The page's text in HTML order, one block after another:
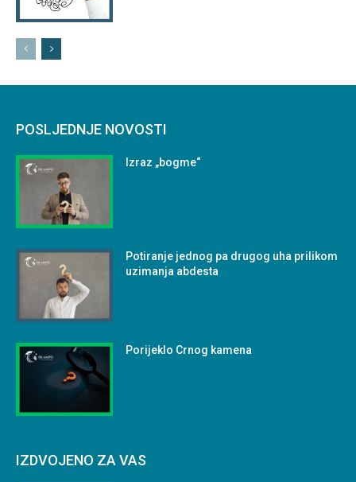
POSLJEDNJE NOVOSTI
Izraz „bogme“
Potiranje jednog pa drugog uha prilikom
uzimanja abdesta
Porijeklo Crnog kamena
IZDVOJENO ZA VAS